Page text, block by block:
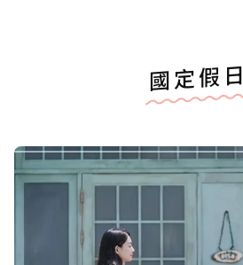
國定假日